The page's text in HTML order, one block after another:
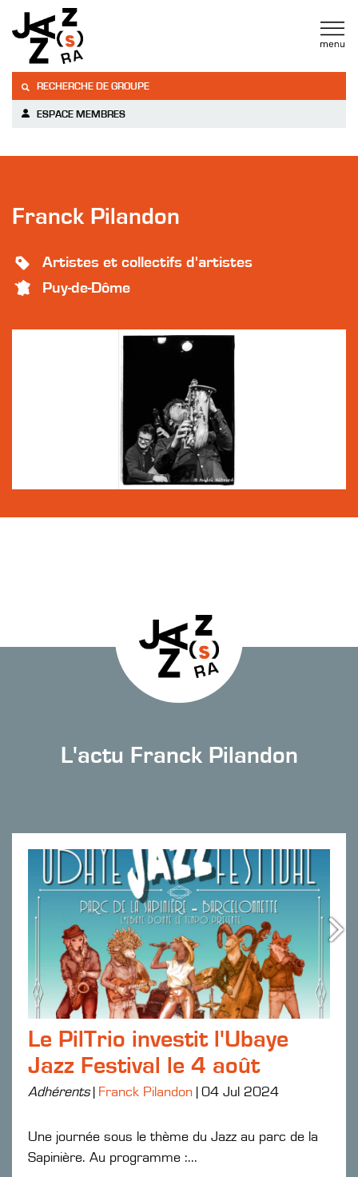
RECHERCHE DE GROUPE
ESPACE MEMBRES
Franck Pilandon
Artistes et collectifs d'artistes
Puy-de-Dôme
L'actu Franck Pilandon
Le PilTrio investit l'Ubaye
Jazz Festival le 4 août
Adhérents Franck Pilandon 04 Jul 2024
Une journée sous le thème du Jazz au parc de la
Sapinière. Au programme :...